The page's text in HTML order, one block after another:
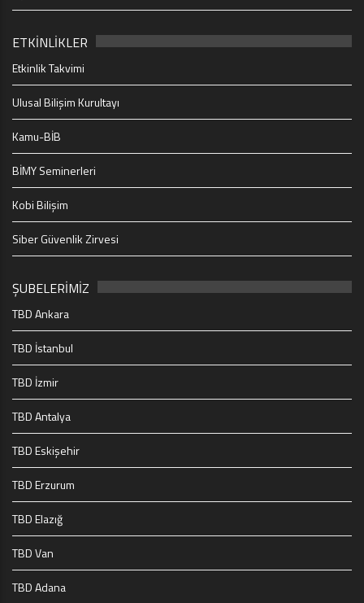
ETKİNLİKLER
Etkinlik Takvimi
Ulusal Bilişim Kurultayı
Kamu-BİB
BİMY Seminerleri
Kobi Bilişim
Siber Güvenlik Zirvesi
ŞUBELERİMİZ
TBD Ankara
TBD İstanbul
TBD İzmir
TBD Antalya
TBD Eskişehir
TBD Erzurum
TBD Elazığ
TBD Van
TBD Adana